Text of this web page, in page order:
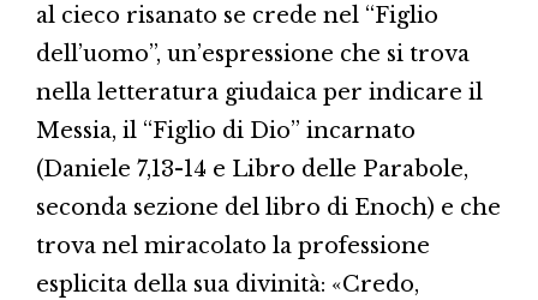
al cieco risanato se crede nel “Figlio
dell’uomo”, un’espressione che si trova
nella letteratura giudaica per indicare il
Messia, il “Figlio di Dio” incarnato
(Daniele 7,13-14 e Libro delle Parabole,
seconda sezione del libro di Enoch) e che
trova nel miracolato la professione
esplicita della sua divinità: «Credo,